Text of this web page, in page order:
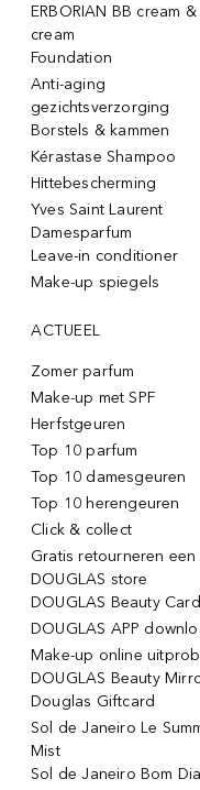
ERBORIAN BB cream
cream
Foundation
Anti-aging
gezichtsverzorging
Borstels & kammen
Kérastase Shampoo
Hittebescherming
Yves Saint Laurent
Damesparfum
Leave-in conditioner
Make-up spiegels
ACTUEEL
Zomer parfum
Make-up met SPF
Herfstgeuren
Top 10 parfum
Top 10 damesgeuren
Top 10 herengeuren
Click & collect
Gratis retourneren een
DOUGLAS store
DOUGLAS Beauty Card
DOUGLAS APP
Make-up online
DOUGLAS Beauty
Douglas Giftcard
Sol de Janeiro Le
Mist
Sol de Janeiro Bom Dia